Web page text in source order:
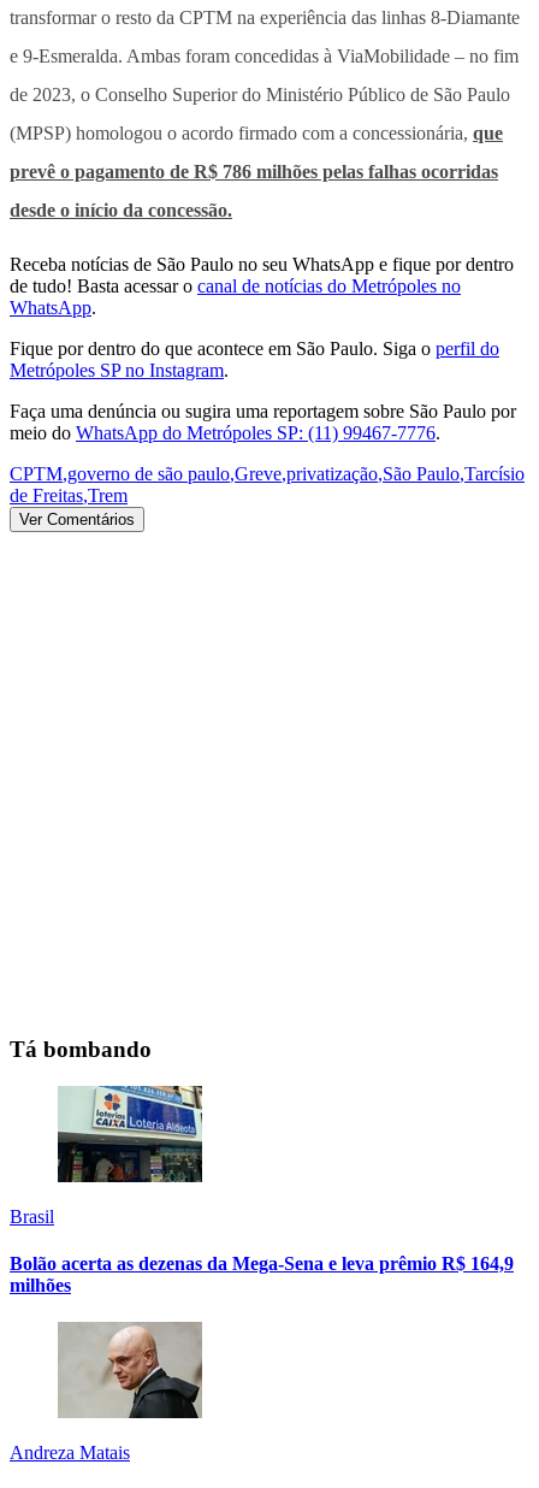
transformar o resto da CPTM na experiência das linhas 8-Diamante
e 9-Esmeralda. Ambas foram concedidas à ViaMobilidade – no fim
de 2023, o Conselho Superior do Ministério Público de São Paulo
(MPSP) homologou o acordo firmado com a concessionária, que
prevê o pagamento de R$ 786 milhões pelas falhas ocorridas
desde o início da concessão.
Receba notícias de São Paulo no seu WhatsApp e fique por dentro
de tudo! Basta acessar o canal de notícias do Metrópoles no
WhatsApp.
Fique por dentro do que acontece em São Paulo. Siga o perfil do
Metrópoles SP no Instagram.
Faça uma denúncia ou sugira uma reportagem sobre São Paulo por
meio do WhatsApp do Metrópoles SP: (11) 99467-7776.
CPTM,governo de são paulo,Greve,privatização,São Paulo,Tarcísio
de Freitas,Trem
Ver Comentários
Tá bombando
Brasil
Bolão acerta as dezenas da Mega-Sena e leva prêmio R$ 164,9
milhões
Andreza Matais